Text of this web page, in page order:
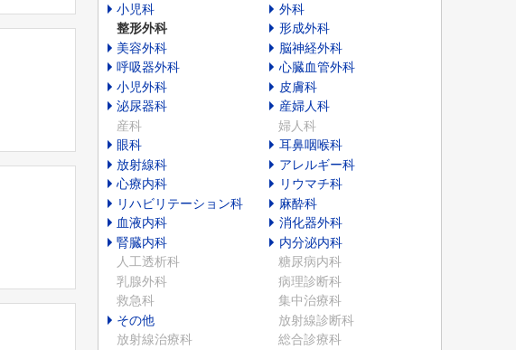
小児科
外科
整形外科
形成外科
美容外科
脳神経外科
呼吸器外科
心臓血管外科
小児外科
皮膚科
泌尿器科
産婦人科
産科
婦人科
眼科
耳鼻咽喉科
放射線科
アレルギー科
心療内科
リウマチ科
リハビリテーション科
麻酔科
血液内科
消化器外科
腎臓内科
内分泌内科
人工透析科
糖尿病内科
乳腺外科
病理診断科
救急科
集中治療科
その他
放射線診断科
放射線治療科
総合診療科